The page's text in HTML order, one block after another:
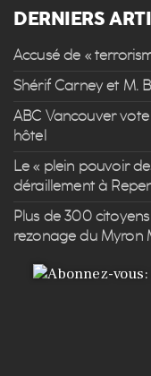
DERNIERS
Accusé de «
Shérif Carney et M.
ABC Vancouver
hôtel
Le « plein pouvoir
déraillement à
Plus de 300
rezonage du Myron